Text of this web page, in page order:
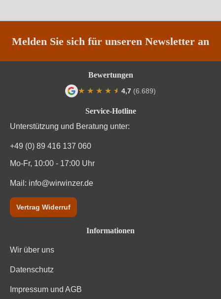
Durchschnittliche nährwertangaben
Brennwert
Kohlenhydrate davon Zucker
geringfügige Mengen von Fett, gesättigten Fettsäuren,
Melden Sie sich für unseren Newsletter an
Service-Hotline
Unterstützung und Beratung unter:
+49 (0) 89 416 137 060
Mo-Fr, 10:00 - 17:00 Uhr
Mail: info@wirwinzer.de
Vertrag Widerruf
Informationen
Wir über uns
Datenschutz
Impressum und AGB
Bewertungen
★ ★ ★ ★ ★
★ 4,7 (6.689)